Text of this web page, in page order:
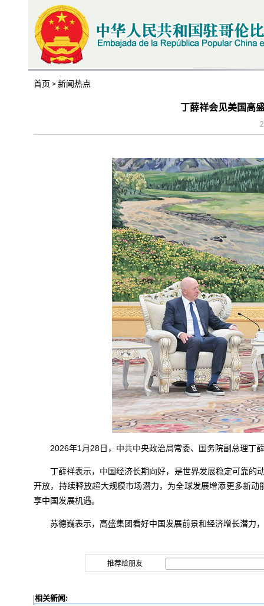
首页 > 新闻热点
丁薛祥会见美国高
2026年1月28日，中共中央政治局常委、国务院副总理丁
丁薛祥表示，中国经济长期向好，是世界发展稳定可靠的
开放，持续释放超大规模市场潜力，为全球发展增添更多新
享中国发展机遇。
苏德巍表示，高盛集团看好中国发展前景和经济增长潜力
推荐给朋友
相关新闻: